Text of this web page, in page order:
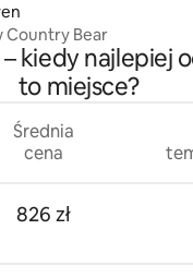
Country Bear
kiedy najlepiej
to miejsce?
Średnia
cena
826 zł